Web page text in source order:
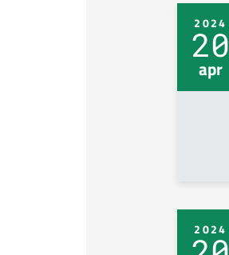
2024
20
apr
2024